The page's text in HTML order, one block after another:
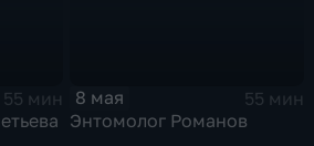
55 мин
8 мая
55 мин
Энтомолог Романов